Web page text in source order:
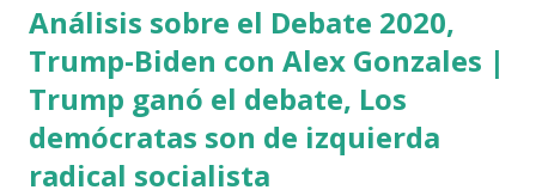
Análisis sobre el Debate 2020,
Trump-Biden con Alex Gonzales |
Trump ganó el debate, Los
demócratas son de izquierda
radical socialista